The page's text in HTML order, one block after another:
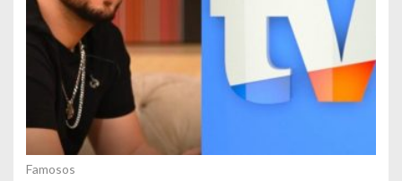
Famosos